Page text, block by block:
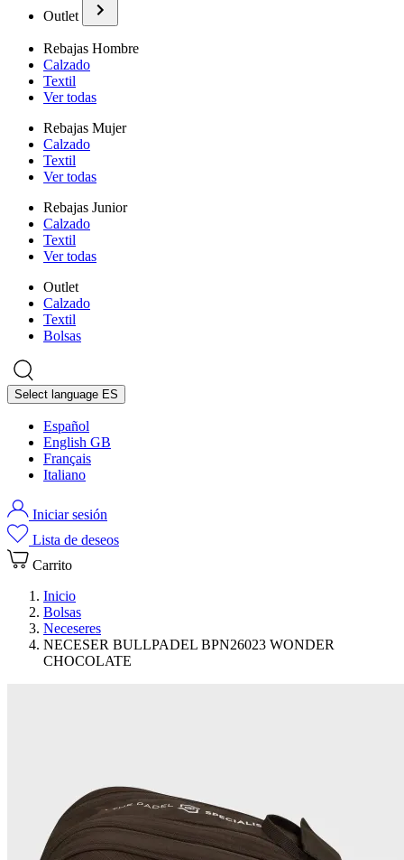
Outlet
Rebajas Hombre
Calzado
Textil
Ver todas
Rebajas Mujer
Calzado
Textil
Ver todas
Rebajas Junior
Calzado
Textil
Ver todas
Outlet
Calzado
Textil
Bolsas
Select language ES
Español
English GB
Français
Italiano
Iniciar sesión
Lista de deseos
Carrito
Inicio
Bolsas
Neceseres
NECESER BULLPADEL BPN26023 WONDER
CHOCOLATE